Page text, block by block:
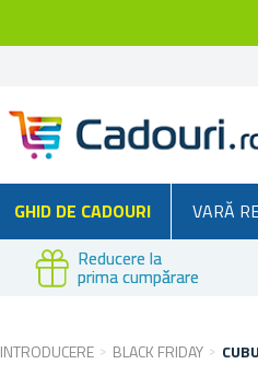
GHID DE CADOURI VARĂ
Reducere la
prima cumpărare
INTRODUCERE BLACK FRIDAY